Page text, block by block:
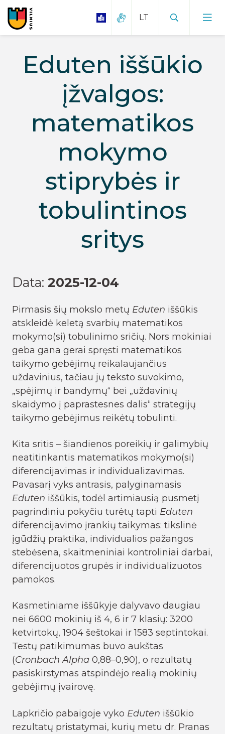
Eduten iššūkio
įžvalgos:
matematikos
mokymo
stiprybės ir
tobulintinos
sritys
Data: 2025-12-04
Pirmasis šių mokslo metų Eduten iššūkis
atskleidė keletą svarbių matematikos
mokymo(si) tobulinimo sričių. Nors mokiniai
geba gana gerai spręsti matematikos
taikymo gebėjimų reikalaujančius
uždavinius, tačiau jų teksto suvokimo,
„spėjimų ir bandymų“ bei „uždavinių
skaidymo į paprastesnes dalis“ strategijų
taikymo gebėjimus reikėtų tobulinti.
Kita sritis – šiandienos poreikių ir galimybių
neatitinkantis matematikos mokymo(si)
diferencijavimas ir individualizavimas.
Pavasarį vyks antrasis, palyginamasis
Eduten iššūkis, todėl artimiausią pusmetį
pagrindiniu pokyčiu turėtų tapti Eduten
diferencijavimo įrankių taikymas: tikslinė
įgūdžių praktika, individualios pažangos
stebėsena, skaitmeniniai kontroliniai darbai,
diferencijuotos grupės ir individualizuotos
pamokos.
Kasmetiniame iššūkyje dalyvavo daugiau
nei 6600 mokinių iš 4, 6 ir 7 klasių: 3200
ketvirtokų, 1904 šeštokai ir 1583 septintokai.
Testų patikimumas buvo aukštas
(Cronbach Alpha 0,88–0,90), o rezultatų
pasiskirstymas atspindėjo realią mokinių
gebėjimų įvairovę.
Lapkričio pabaigoje vyko Eduten iššūkio
rezultatų pristatymai, kurių metu dr. Pranas